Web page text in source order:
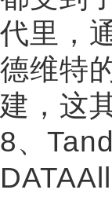
代里，
德维特
建，这
8、